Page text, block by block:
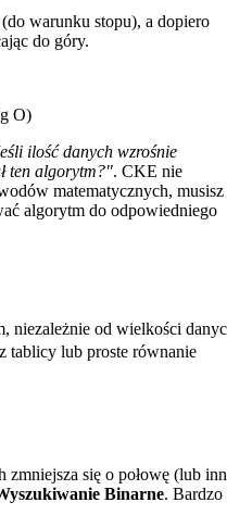
warunku stopu), a dopiero
do góry.
O)
ilość danych wzrośnie
ten algorytm?". CKE nie
matematycznych, musisz
algorytm do odpowiedniego
niezależnie od wielkości
tablicy lub proste równanie
się o połowę (lub
Binarne. Bardzo